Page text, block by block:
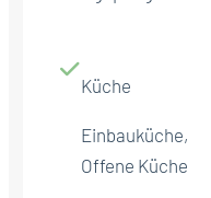
Küche
Einbauküche,
Offene Küche